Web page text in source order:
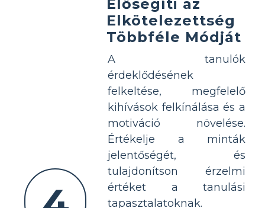
Elősegíti az
Elkötelezettség
Többféle Módját
A tanulók
érdeklődésének
felkeltése, megfelelő
kihívások felkínálása és a
motiváció növelése.
Értékelje a minták
jelentőségét, és
tulajdonítson érzelmi
értéket a tanulási
tapasztalatoknak.